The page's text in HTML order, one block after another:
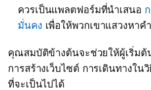
ควรเป็นแพลตฟอร์มที่นำเสนอ
มั่นคง เพื่อให้พวกเขาแสวงหาค
คุณสมบัติข้างต้นจะช่วยให้ผู้เริ่มต้
การสร้างเว็บไซต์ การเดินทางใน
ที่จะเป็นไปได้